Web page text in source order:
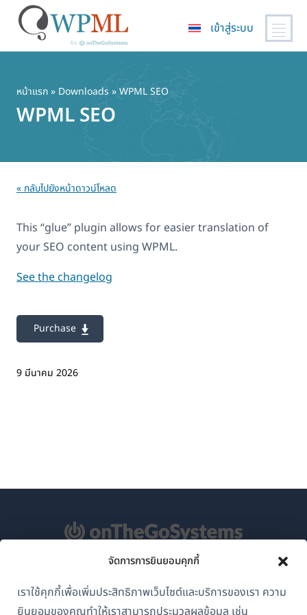
จัดการการยินยอมคุกกี้
เราใช้คุกกี้เพื่อเพิ่มประสิทธิภาพเว็บไซต์และบริการของเรา ความ
ยินยอมของคุณทำให้เราสามารถประมวลผลข้อมูล เช่น
เนื้อหา
เข้าสู่ระบบ
หน้าแรก» Downloads » WPML SEO
WPML SEO
« กลับไปยังหน้าดาวน์โหลด
This “glue” plugin allows for easier translation of
your SEO content using WPML.
See the changelog
Purchase
9 มีนาคม 2026
GDPR และนโยบายความเป็นส่วนตัว